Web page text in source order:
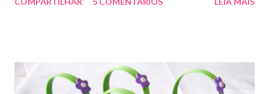
encomenda! Aproveite essa novidade e faça seu pedido!